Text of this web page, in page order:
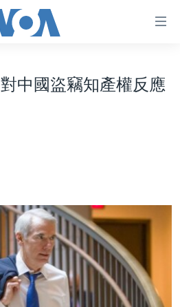
中國盜竊知產權反應